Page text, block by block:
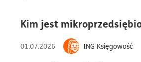
Kim jest
01.07.2026
ING Księgowość